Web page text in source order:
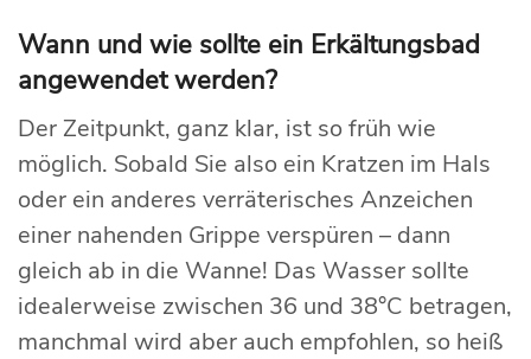
Wann und wie sollte ein Erkältungsbad
angewendet werden?
Der Zeitpunkt, ganz klar, ist so früh wie
möglich. Sobald Sie also ein Kratzen im Hals
oder ein anderes verräterisches Anzeichen
einer nahenden Grippe verspüren – dann
gleich ab in die Wanne! Das Wasser sollte
idealerweise zwischen 36 und 38°C betragen,
manchmal wird aber auch empfohlen, so heiß